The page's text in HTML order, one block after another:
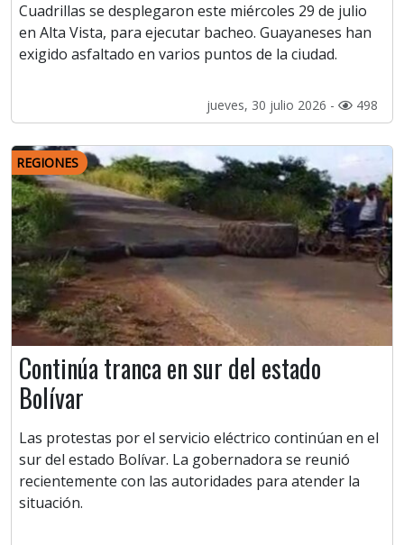
Cuadrillas se desplegaron este miércoles 29 de julio
en Alta Vista, para ejecutar bacheo. Guayaneses han
exigido asfaltado en varios puntos de la ciudad.
jueves, 30 julio 2026 - 498
REGIONES
Continúa tranca en sur del estado
Bolívar
Las protestas por el servicio eléctrico continúan en el
sur del estado Bolívar. La gobernadora se reunió
recientemente con las autoridades para atender la
situación.